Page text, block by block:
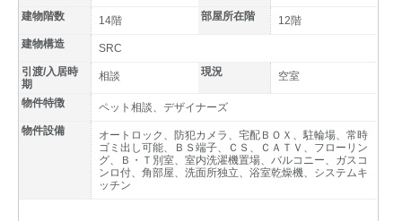
建物階数
14階 部屋所在階
12階
建物構造
SRC
引渡/入居時
期
相談 現況 空室
物件特徴
ペット相談、デザイナーズ
物件設備
オートロック、防犯カメラ、宅配ＢＯＸ、駐輪場、常時
ゴミ出し可能、ＢＳ端子、ＣＳ、ＣＡＴＶ、フローリン
グ、Ｂ・Ｔ別室、室内洗濯機置場、バルコニー、ガスコ
ンロ付、角部屋、洗面所独立、浴室乾燥機、システムキ
ッチン